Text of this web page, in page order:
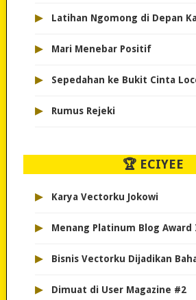
▸ Latihan Ngomong di Depan
▸ Mari Menebar Positif
▸ Sepedahan ke Bukit Cinta
▸ Rumus Rejeki
🏆 ECIYEE
▸ Karya Vectorku Jokowi
▸ Menang Platinum Blog
▸ Bisnis Vectorku Dijadikan
▸ Dimuat di User Magazine #2